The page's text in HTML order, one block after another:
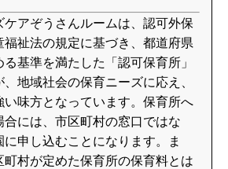
アぞうさんルームは、認可外保
祉法の規定に基づき、都道府県
基準を満たした「認可保育所」
地域社会の保育ニーズに応え、
味方となっています。保育所へ
合には、市区町村の窓口ではな
に申し込むことになります。ま
町村が定めた保育所の保育料とは